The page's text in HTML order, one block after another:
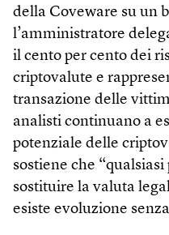
della Coveware su un
l’amministratore
il cento per cento dei
criptovalute e
transazione delle
analisti continuano a
potenziale delle
sostiene che
sostituire la valuta
esiste evoluzione